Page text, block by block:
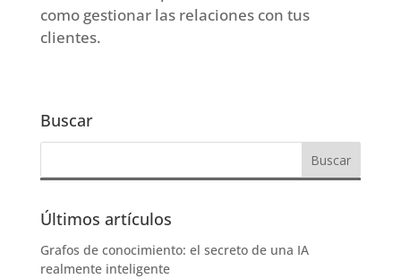
como gestionar las relaciones con tus
clientes.
Buscar
Últimos artículos
Grafos de conocimiento: el secreto de una IA
realmente inteligente